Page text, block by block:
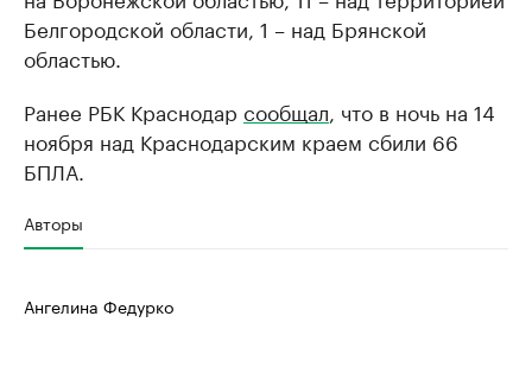
Белгородской области, 1 – над Брянской
областью.
Ранее РБК Краснодар сообщал , что в ночь на 14
ноября над Краснодарским краем сбили 66
БПЛА.
Авторы
Ангелина Федурко